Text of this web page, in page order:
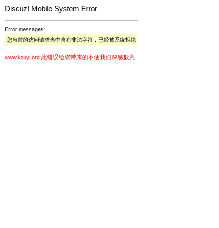
Discuz! Mobile System Error
Error messages:
您当前的访问请求当中含有非法字符，已经被系统拒绝
www.kouyi.org 此错误给您带来的不便我们深感歉意